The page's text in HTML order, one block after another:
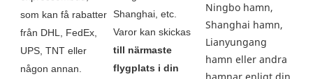
som kan få rabatter
från DHL, FedEx,
UPS, TNT eller
någon annan.
Shanghai, etc.
Varor kan skickas
till närmaste
flygplats i din
Ningbo hamn,
Shanghai hamn,
Lianyungang
hamn eller andra